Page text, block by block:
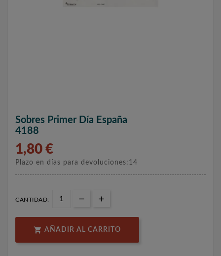
Sobres Primer Día España
4188
1,80 €
Plazo en días para devoluciones:14
CANTIDAD:
 AÑADIR AL CARRITO